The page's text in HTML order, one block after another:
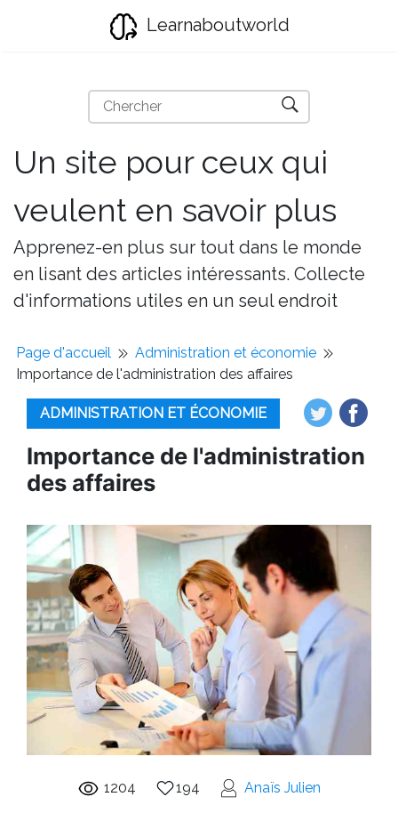
Learnaboutworld
Un site pour ceux qui
veulent en savoir plus
Apprenez-en plus sur tout dans le monde
en lisant des articles intéressants. Collecte
d'informations utiles en un seul endroit
Page d'accueil
Administration et économie
Importance de l'administration des affaires
ADMINISTRATION ET ÉCONOMIE
Importance de l'administration
des affaires
1204 194 Anaïs Julien